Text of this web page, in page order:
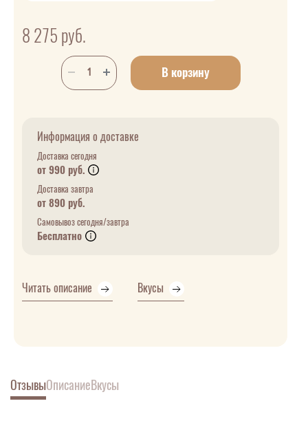
8 275 руб.
В корзину
Информация о доставке
Доставка сегодня
от 990 руб.
Доставка завтра
от 890 руб.
Самовывоз сегодня/завтра
Бесплатно
Читать описание Вкусы
ОтзывыОписаниеВкусы